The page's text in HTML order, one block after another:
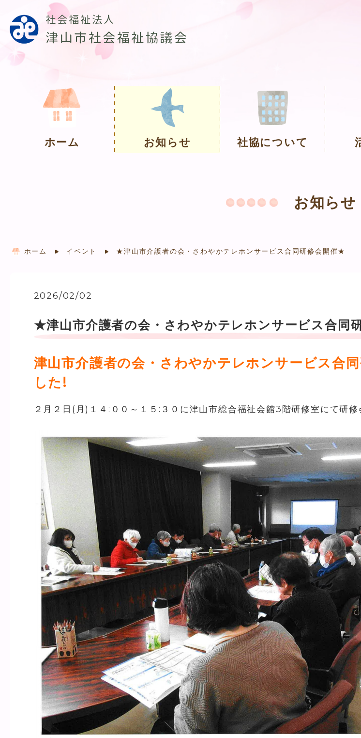
ホーム お知らせ 社協について
お知らせ
ホーム イベント ★津山市介護者の会・さわやかテレホンサービス合同研修会開催★
2026/02/02
★津山市介護者の会・さわやかテレホンサービス合同
津山市介護者の会・さわやかテレホンサービス合
した!
２月２日(月)１４:００～１５:３０に津山市総合福祉会館3階研修室にて研修